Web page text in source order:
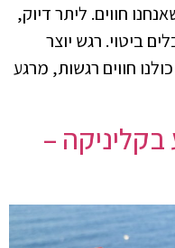
חווים. ליתר דיוק,
ביטוי. רגש יוצר
חווים רגשות, מרגע
–